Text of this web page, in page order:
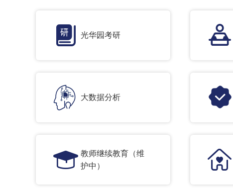
光华园考研
大数据分析
教师继续教育（维
护中）